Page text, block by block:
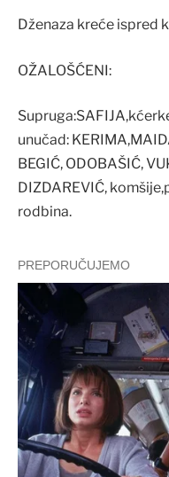
Dženaza kreće ispred
OŽALOŠĆENI:
unučad:
BEGIĆ, ODOBAŠIĆ,
DIZDAREVIĆ,
rodbina.